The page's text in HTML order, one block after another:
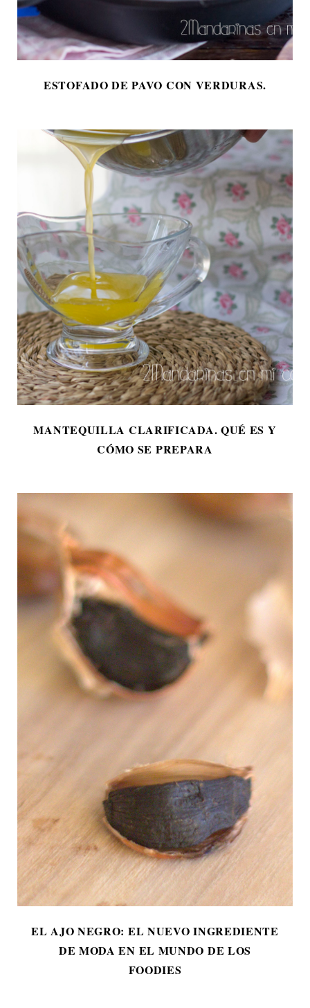
ESTOFADO DE PAVO CON VERDURAS.
MANTEQUILLA CLARIFICADA. QUÉ ES Y
CÓMO SE PREPARA
EL AJO NEGRO: EL NUEVO INGREDIENTE
DE MODA EN EL MUNDO DE LOS
FOODIES